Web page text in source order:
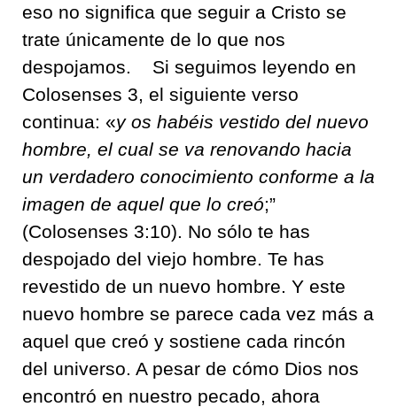
eso no significa que seguir a Cristo se
trate únicamente de lo que nos
despojamos
Si seguimos leyendo en
Colosenses 3, el siguiente verso
continua: «y os habéis vestido del nuevo
hombre, el cual se va renovando hacia
un verdadero conocimiento conforme a la
imagen de aquel que lo creó;”
(Colosenses 3:10). No sólo te has
despojado del viejo hombre. Te has
revestido de un nuevo hombre. Y este
nuevo hombre se parece cada vez más a
aquel que creó y sostiene cada rincón
del universo. A pesar de cómo Dios nos
encontró en nuestro pecado, ahora